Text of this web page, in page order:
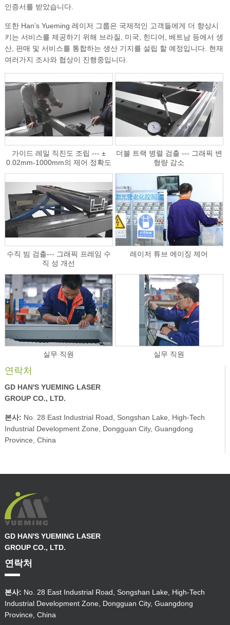
인증서를 받았습니다.
또한 Han’s Yueming 레이저 그룹은 국제적인 고객들에게 더 향상시
키는 서비스를 제공하기 위해 브라질, 미국, 힌디어, 베트남 등에서 생
산, 판매 및 서비스를 통합하는 생산 기지를 설립 할 예정입니다. 현재
여러가지 조사와 협상이 진행중입니다.
가이드 레일 직진도 조립 --- ±
0.02mm-1000mm의 제어 정확도
더블 트랙 병렬 검출 --- 그래픽 변
형량 감소
수직 빔 검출--- 그래픽 프레임 수
직 성 개선
레이저 튜브 에이징 제어
실무 직원 실무 직원
연락처
GD HAN'S YUEMING LASER
GROUP CO., LTD.
본사: No. 28 East Industrial Road, Songshan Lake, High-Tech
Industrial Development Zone, Dongguan City, Guangdong
Province, China
GD HAN'S YUEMING LASER
GROUP CO., LTD.
연락처
본사: No. 28 East Industrial Road, Songshan Lake, High-Tech
Industrial Development Zone, Dongguan City, Guangdong
Province, China